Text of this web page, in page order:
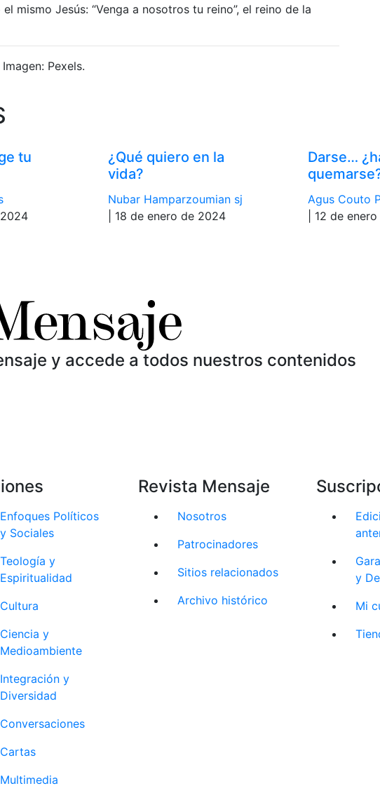
mismo Jesús: “Venga a nosotros tu reino”, el reino de la
Pexels.
tu
¿Qué quiero en la
vida?
Nubar Hamparzoumian sj
| 18 de enero de 2024
Darse…
Agus Couto
| 12 de
y accede a todos nuestros contenidos
Enfoques Políticos
y Sociales
Teología y
Espiritualidad
Cultura
Ciencia y
Medioambiente
Integración y
Diversidad
Conversaciones
Cartas
Multimedia
Revista Mensaje
Nosotros
Patrocinadores
Sitios relacionados
Archivo histórico
y
Mi